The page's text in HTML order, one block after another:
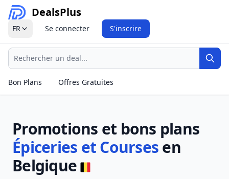
DealsPlus
FR Se connecter S'inscrire
Recherche
Bon Plans
Offres Gratuites
Promotions et bons plans
Épiceries et Coursesen
Belgique